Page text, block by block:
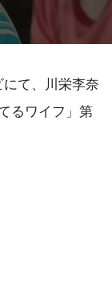
て、川栄李奈
るワイフ」第